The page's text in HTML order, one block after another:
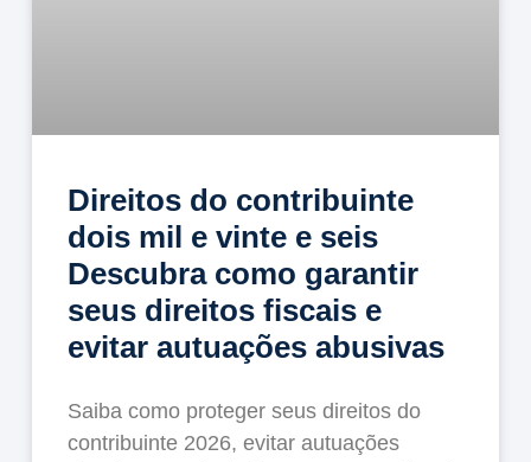
Direitos do contribuinte
dois mil e vinte e seis
Descubra como garantir
seus direitos fiscais e
evitar autuações abusivas
Saiba como proteger seus direitos do
contribuinte 2026, evitar autuações